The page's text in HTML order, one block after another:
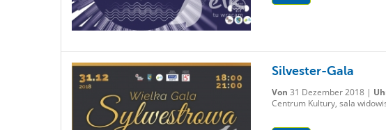
Silvester-Gala
Von 31 Dezember 2018 |
Centrum Kultury, sala